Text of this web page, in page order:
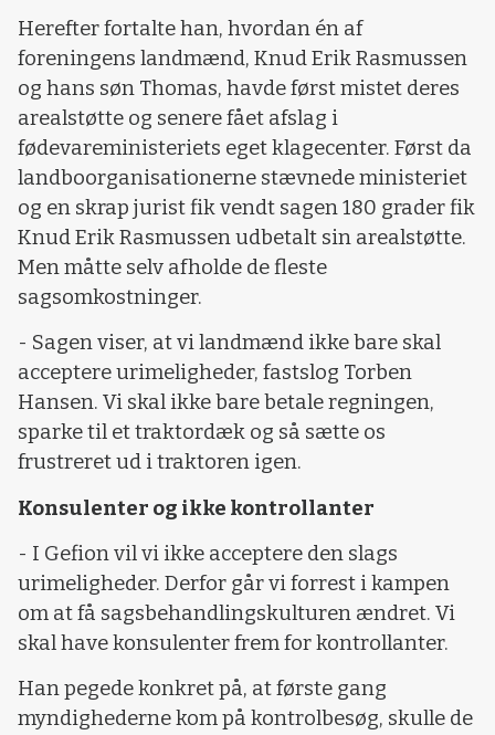
Herefter fortalte han, hvordan én af
foreningens landmænd, Knud Erik Rasmussen
og hans søn Thomas, havde først mistet deres
arealstøtte og senere fået afslag i
fødevareministeriets eget klagecenter. Først da
landboorganisationerne stævnede ministeriet
og en skrap jurist fik vendt sagen 180 grader fik
Knud Erik Rasmussen udbetalt sin arealstøtte.
Men måtte selv afholde de fleste
sagsomkostninger.
- Sagen viser, at vi landmænd ikke bare skal
acceptere urimeligheder, fastslog Torben
Hansen. Vi skal ikke bare betale regningen,
sparke til et traktordæk og så sætte os
frustreret ud i traktoren igen.
Konsulenter og ikke kontrollanter
- I Gefion vil vi ikke acceptere den slags
urimeligheder. Derfor går vi forrest i kampen
om at få sagsbehandlingskulturen ændret. Vi
skal have konsulenter frem for kontrollanter.
Han pegede konkret på, at første gang
myndighederne kom på kontrolbesøg, skulle de